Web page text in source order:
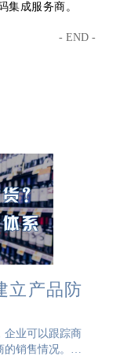
集成服务商。
- END -
立产品防
企业可以跟踪商
销售情况。通